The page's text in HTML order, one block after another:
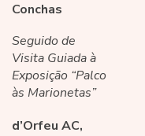
Conchas
Seguido de
Visita Guiada à
Exposição “Palco
às Marionetas”
d’Orfeu AC,